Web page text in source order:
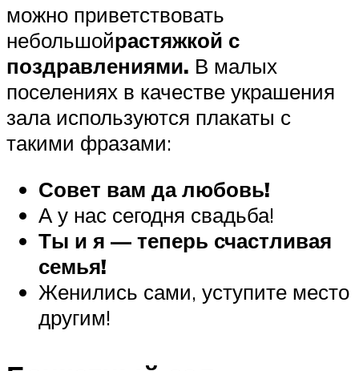
можно приветствовать
небольшойрастяжкой с
поздравлениями. В малых
поселениях в качестве украшения
зала используются плакаты с
такими фразами:
Совет вам да любовь!
А у нас сегодня свадьба!
Ты и я — теперь счастливая
семья!
Женились сами, уступите место
другим!